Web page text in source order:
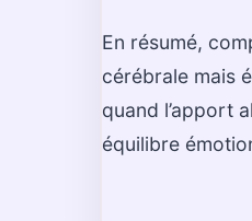
En résumé,
cérébrale mais
quand l’apport
équilibre